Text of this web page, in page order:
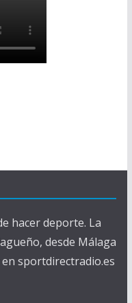
hacer deporte. La
desde Málaga
en sportdirectradio.es